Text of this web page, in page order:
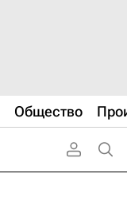
Общество